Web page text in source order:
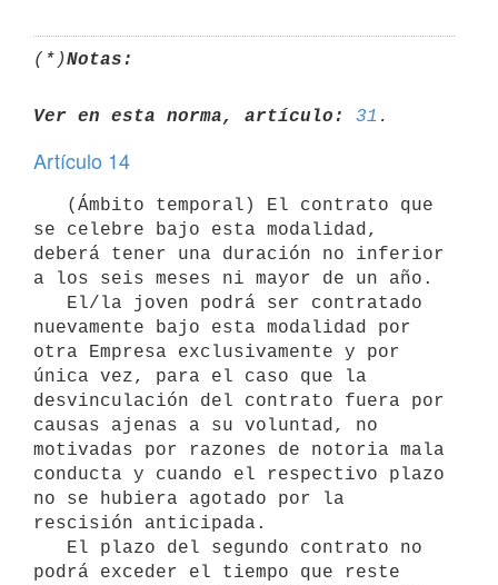
(*)Notas:
Ver en esta norma, artículo: 31
Artículo 14
se celebre bajo esta modalidad,
deberá tener una duración no inferior
a los seis meses ni mayor de un año.
nuevamente bajo esta modalidad por
otra Empresa exclusivamente y por
única vez, para el caso que la
desvinculación del contrato fuera por
causas ajenas a su voluntad, no
motivadas por razones de notoria mala
conducta y cuando el respectivo plazo
no se hubiera agotado por la
rescisión anticipada.
podrá exceder el tiempo que reste